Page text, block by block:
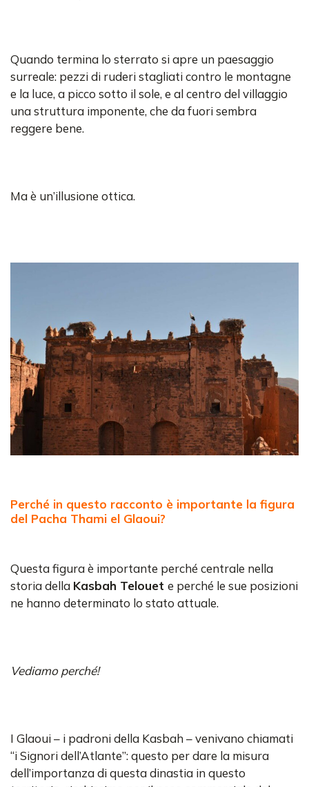
Quando termina lo sterrato si apre un paesaggio
surreale: pezzi di ruderi stagliati contro le montagne
e la luce, a picco sotto il sole, e al centro del villaggio
una struttura imponente, che da fuori sembra
reggere bene.
Ma è un’illusione ottica.
Perché in questo racconto è importante la figura
del Pacha Thami el Glaoui?
Questa figura è importante perché centrale nella
storia della Kasbah Telouet e perché le sue posizioni
ne hanno determinato lo stato attuale.
Vediamo perché!
I Glaoui – i padroni della Kasbah – venivano chiamati
“i Signori dell’Atlante”: questo per dare la misura
dell’importanza di questa dinastia in questo